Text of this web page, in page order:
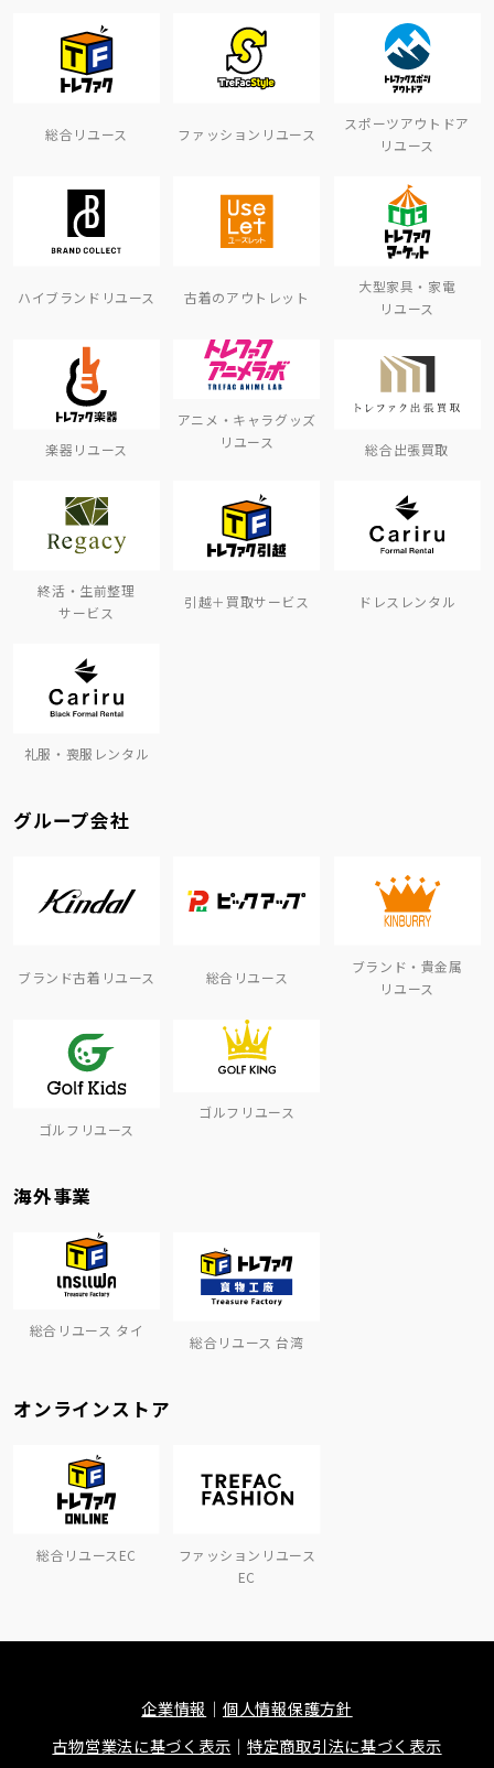
総合リユース ファッションリユース
スポーツアウトドア
リユース
ハイブランドリユース 古着のアウトレット
大型家具・家電
リユース
楽器リユース
アニメ・キャラグッズ
リユース
総合出張買取
終活・生前整理
サービス
引越＋買取サービス ドレスレンタル
礼服・喪服レンタル
グループ会社
ブランド古着リユース 総合リユース
ブランド・貴金属
リユース
ゴルフリユース
ゴルフリユース
海外事業
総合リユース タイ
総合リユース 台湾
オンラインストア
総合リユースEC
ファッションリユース
EC
企業情報
個人情報保護方針
古物営業法に基づく表示
特定商取引法に基づく表示